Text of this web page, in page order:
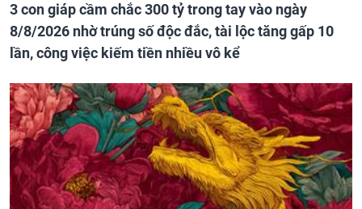
3 con giáp cầm chắc 300 tỷ trong tay vào ngày
8/8/2026 nhờ trúng số độc đắc, tài lộc tăng gấp 10
lần, công việc kiếm tiền nhiều vô kể